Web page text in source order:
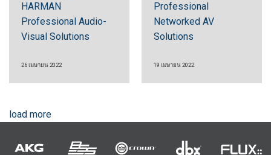
HARMAN
Professional Audio-
Visual Solutions
26 เมษายน 2022
Professional
Networked AV
Solutions
19 เมษายน 2022
load more